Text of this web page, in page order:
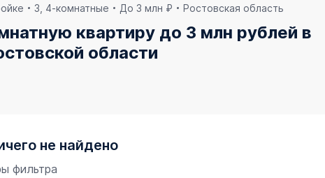
3, 4-комнатные До 3 млн ₽ Ростовская область
квартиру до 3 млн рублей в
области
не найдено
фильтра